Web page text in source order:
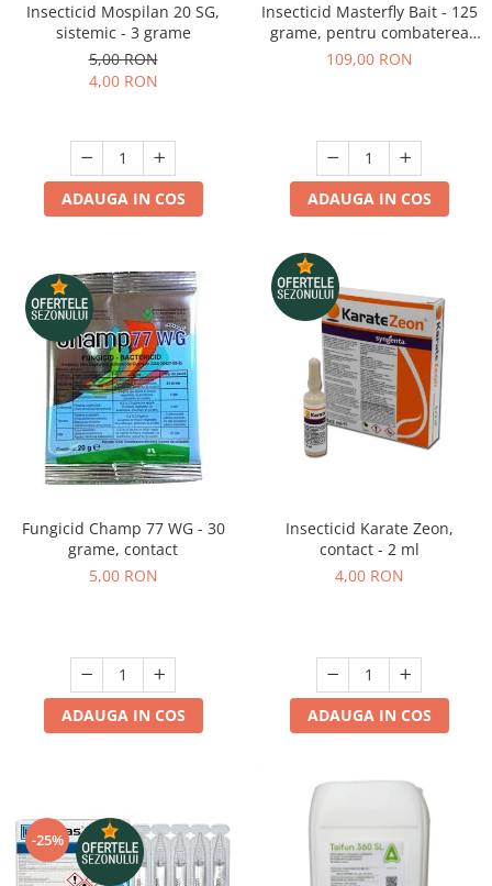
Insecticid Mospilan 20 SG,
sistemic - 3 grame
5,00 RON
4,00 RON
ADAUGA IN COS
Insecticid Masterfly Bait - 125
grame, pentru combaterea
mustelor
109,00 RON
ADAUGA IN COS
Fungicid Champ 77 WG - 30
grame, contact
5,00 RON
ADAUGA IN COS
Insecticid Karate Zeon,
contact - 2 ml
4,00 RON
ADAUGA IN COS
-25%